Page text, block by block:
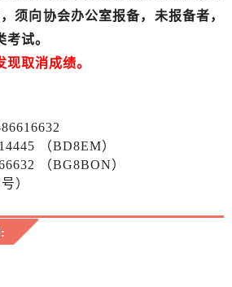
须向协会办公室报备，未报备者，
试。
取消成绩。
（BD8EM）
（BG8BON）
）